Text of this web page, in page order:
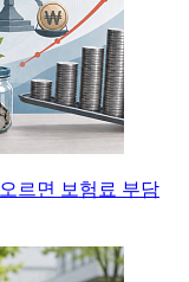
르면 보험료 부담